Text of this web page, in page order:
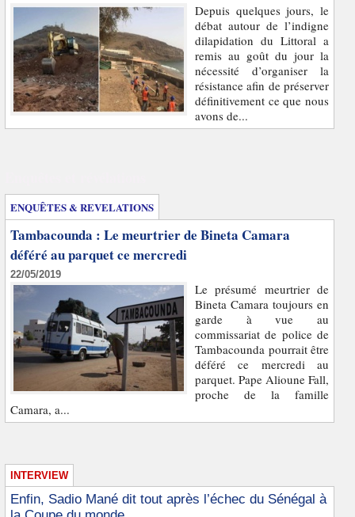
Depuis quelques jours, le
débat autour de l’indigne
dilapidation du Littoral a
remis au goût du jour la
nécessité d’organiser la
résistance afin de préserver
définitivement ce que nous
avons de...
ENQUÊTES & REVELATIONS
Tambacounda : Le meurtrier de Bineta Camara
déféré au parquet ce mercredi
22/05/2019
Le présumé meurtrier de
Bineta Camara toujours en
garde à vue au
commissariat de police de
Tambacounda pourrait être
déféré ce mercredi au
parquet. Pape Alioune Fall,
proche de la famille
Camara, a...
INTERVIEW
Enfin, Sadio Mané dit tout après l’échec du Sénégal à